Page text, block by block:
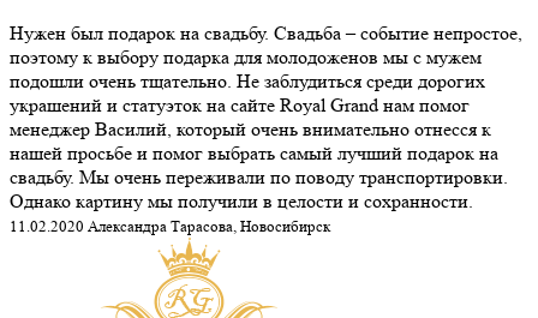
Нужен был подарок на свадьбу. Свадьба – событие непростое,
поэтому к выбору подарка для молодоженов мы с мужем
подошли очень тщательно. Не заблудиться среди дорогих
украшений и статуэток на сайте Royal Grand нам помог
менеджер Василий, который очень внимательно отнесся к
нашей просьбе и помог выбрать самый лучший подарок на
свадьбу. Мы очень переживали по поводу транспортировки.
Однако картину мы получили в целости и сохранности.
11.02.2020 Александра Тарасова, Новосибирск